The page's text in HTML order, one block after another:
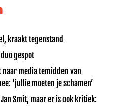
kraakt tegenstand
gespot
media temidden van
‘jullie moeten je schamen’
Smit, maar er is ook kritiek: